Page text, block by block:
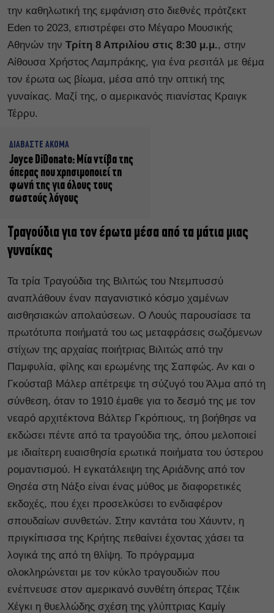
την καθηλωτική της εμφάνιση στo διεθνές πρότζεκτ
Eden το 2023, επιστρέφει στο Μέγαρο Μουσικής
Αθηνών την Τρίτη 8 Απριλίου στις 8:30 μ.μ., στην
Αίθουσα Χρήστος Λαμπράκης, για ένα ρεσιτάλ με θέμα
τον έρωτα ως βίωμα, μέσα από την οπτική της
γυναίκας. Μαζί της, ο αμερικανός πιανίστας Kραιγκ
Τέρρυ.
ΔΙΑΒΑΣΤΕ ΑΚΟΜΑ
Joyce DiDonato: Μία ντίβα της
όπερας που χρησιμοποιεί τη
φωνή της για όλους τους
σωστούς λόγους
Τραγούδια για τον έρωτα μέσα από τα μάτια μιας
γυναίκας
Τα τρία Τραγούδια της Βιλιτώς του Ντεμπυσσύ
αναπλάθουν έναν παγανιστικό κόσμο χαμένων
αισθησιακών απολαύσεων. Ο Λουύς παρουσίασε τα
πρωτότυπα ποιήματά του ως μεταφράσεις σωζόμενων
στίχων της αρχαίας ποιήτριας Βιλιτώς από την
Παμφυλία, φίλης και ερωμένης της Σαπφώς. Αν και ο
Γκούσταβ Μάλερ απέτρεψε τη σύζυγό του Άλμα από τη
σύνθεση, όταν το 1910 έμαθε για το δεσμό της με τον
νεαρό αρχιτέκτονα Βάλτερ Γκρόπιους, τη βοήθησε να
εκδώσει πέντε από τα τραγούδια της, όπου μελοποιεί
με ιδιαίτερη ευαισθησία ερωτικά ποιήματα του ύστερου
ρομαντισμού. Η εγκατάλειψη της Αριάδνης από τον
Θησέα στη Νάξο είναι ένας μύθος με διαφορετικές
εκδοχές, που έχει προσελκύσει το ενδιαφέρον
σπουδαίων συνθετών. Στην καντάτα του Χάυντν, η
πριγκίπισσα της Κρήτης πεθαίνει έχοντας χάσει τα
λογικά της από τη θλίψη. Το πρόγραμμα
ολοκληρώνεται με τον κύκλο τραγουδιών που
ενέπνευσε στον αμερικανό συνθέτη όπερας Τζέικ
Χέγκι η θυελλώδης σχέση της γλύπτριας Καμίγ